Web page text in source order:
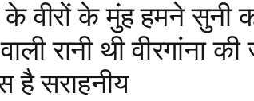
के मुंह हमने सुनी
रानी थी वीरगांना
है सराहनीय